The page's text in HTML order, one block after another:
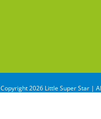
Copyright 2026 Little Super Star |